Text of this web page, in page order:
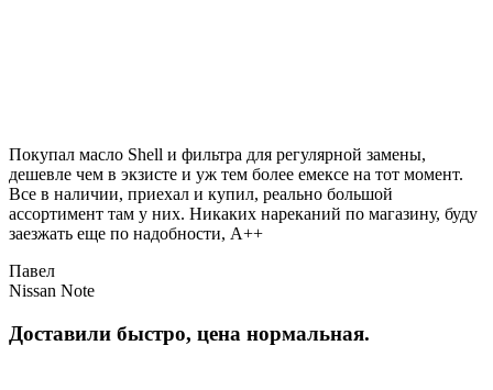
Покупал масло Shell и фильтра для регулярной замены,
дешевле чем в экзисте и уж тем более емексе на тот момент.
Все в наличии, приехал и купил, реально большой
ассортимент там у них. Никаких нареканий по магазину, буду
заезжать еще по надобности, A++
Павел
Nissan Note
Доставили быстро, цена нормальная.